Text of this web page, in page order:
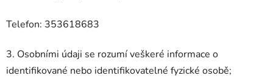
Telefon: 353618683
3. Osobními údaji se rozumí veškeré informace o
identifikované nebo identifikovatelné fyzické osobě;